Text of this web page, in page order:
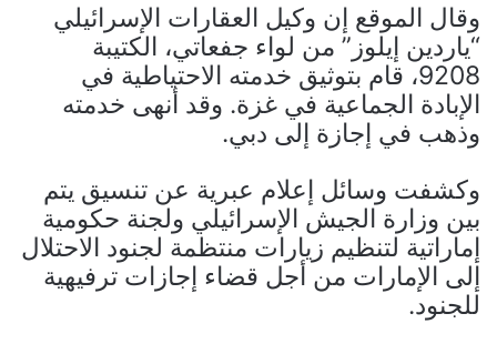
وقال الموقع إن وكيل العقارات الإسرائيلي
“ياردين إيلوز” من لواء جفعاتي، الكتيبة
9208، قام بتوثيق خدمته الاحتياطية في
الإبادة الجماعية في غزة. وقد أنهى خدمته
وذهب في إجازة إلى دبي.
وكشفت وسائل إعلام عبرية عن تنسيق يتم
بين وزارة الجيش الإسرائيلي ولجنة حكومية
إماراتية لتنظيم زيارات منتظمة لجنود الاحتلال
إلى الإمارات من أجل قضاء إجازات ترفيهية
للجنود.